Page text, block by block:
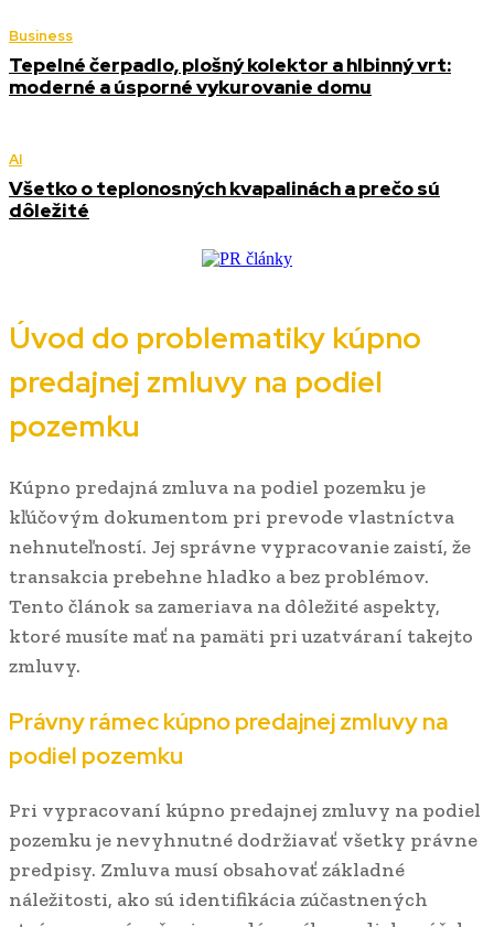
Business
Tepelné čerpadlo, plošný kolektor a hlbinný vrt:
moderné a úsporné vykurovanie domu
AI
Všetko o teplonosných kvapalinách a prečo sú
dôležité
Úvod do problematiky kúpno
predajnej zmluvy na podiel
pozemku
Kúpno predajná zmluva na podiel pozemku je
kľúčovým dokumentom pri prevode vlastníctva
nehnuteľností. Jej správne vypracovanie zaistí, že
transakcia prebehne hladko a bez problémov.
Tento článok sa zameriava na dôležité aspekty,
ktoré musíte mať na pamäti pri uzatváraní takejto
zmluvy.
Právny rámec kúpno predajnej zmluvy na
podiel pozemku
Pri vypracovaní kúpno predajnej zmluvy na podiel
pozemku je nevyhnutné dodržiavať všetky právne
predpisy. Zmluva musí obsahovať základné
náležitosti, ako sú identifikácia zúčastnených